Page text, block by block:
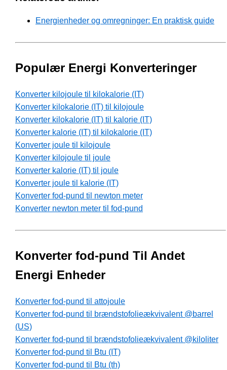
Energienheder og omregninger: En praktisk guide
Populær Energi Konverteringer
Konverter kilojoule til kilokalorie (IT)
Konverter kilokalorie (IT) til kilojoule
Konverter kilokalorie (IT) til kalorie (IT)
Konverter kalorie (IT) til kilokalorie (IT)
Konverter joule til kilojoule
Konverter kilojoule til joule
Konverter kalorie (IT) til joule
Konverter joule til kalorie (IT)
Konverter fod-pund til newton meter
Konverter newton meter til fod-pund
Konverter fod-pund Til Andet
Energi Enheder
Konverter fod-pund til attojoule
Konverter fod-pund til brændstofolieækvivalent @barrel
(US)
Konverter fod-pund til brændstofolieækvivalent @kiloliter
Konverter fod-pund til Btu (IT)
Konverter fod-pund til Btu (th)